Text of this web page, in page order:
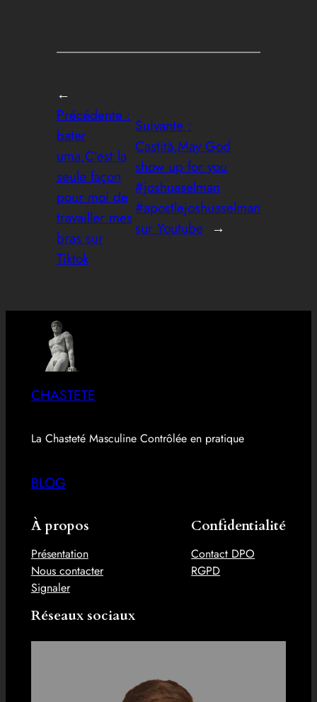
←
Précédente :
bater
uma,C’est la
seule façon
pour moi de
travailler mes
bras sur
Tiktok
Suivante :
Castità,May God
show up for you
#joshuaselman
#apostlejoshuaselman
sur Youtube →
CHASTETE
La Chasteté Masculine Contrôlée en pratique
BLOG
À propos
Présentation
Nous contacter
Signaler
Confidentialité
Contact DPO
RGPD
Réseaux sociaux